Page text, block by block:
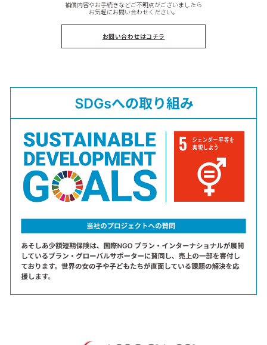
補償内容やお手続きなどご不明点がございましたら
お気軽にお問い合わせください。
お問い合わせはコチラ